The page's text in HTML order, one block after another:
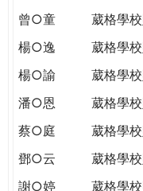
曾○童
葳格學
楊○逸
葳格學
楊○諭
葳格學
潘○恩
葳格學
蔡○庭
葳格學
鄧○云
葳格學
謝○婷
葳格學